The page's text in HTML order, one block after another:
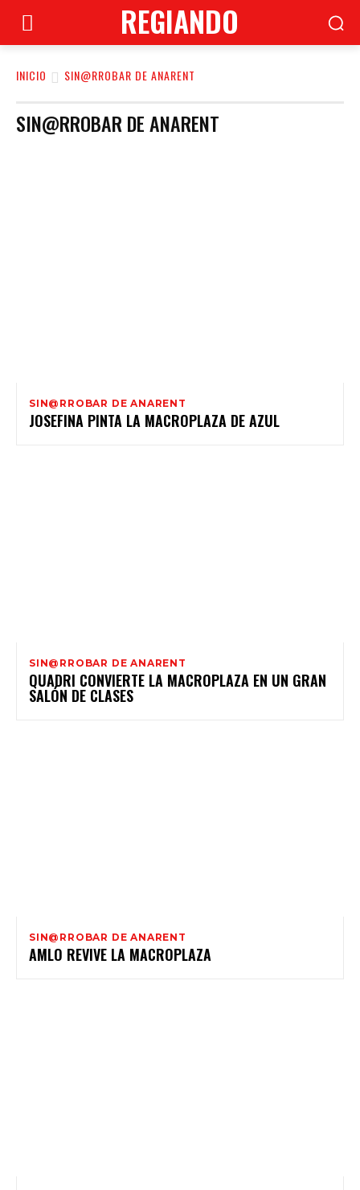
REGIANDO
INICIO SIN@RROBAR DE ANARENT
SIN@RROBAR DE ANARENT
SIN@RROBAR DE ANARENT
JOSEFINA PINTA LA MACROPLAZA DE AZUL
SIN@RROBAR DE ANARENT
QUADRI CONVIERTE LA MACROPLAZA EN UN GRAN
SALÓN DE CLASES
SIN@RROBAR DE ANARENT
AMLO REVIVE LA MACROPLAZA